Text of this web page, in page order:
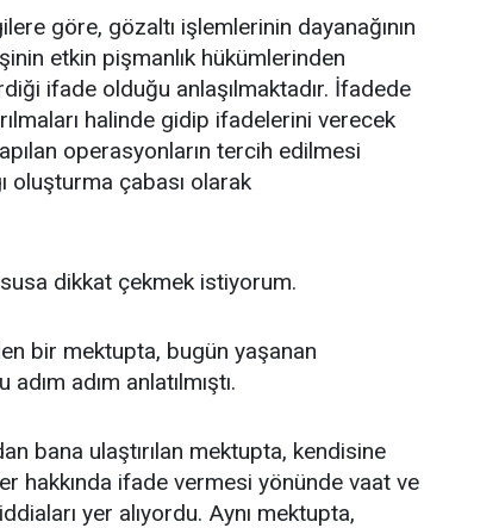
göre, gözaltı işlemlerinin dayanağının
etkin pişmanlık hükümlerinden
ifade olduğu anlaşılmaktadır. İfadede
halinde gidip ifadelerini verecek
operasyonların tercih edilmesi
oluşturma çabası olarak
dikkat çekmek istiyorum.
bir mektupta, bugün yaşanan
adım anlatılmıştı.
bana ulaştırılan mektupta, kendisine
hakkında ifade vermesi yönünde vaat ve
yer alıyordu. Aynı mektupta,